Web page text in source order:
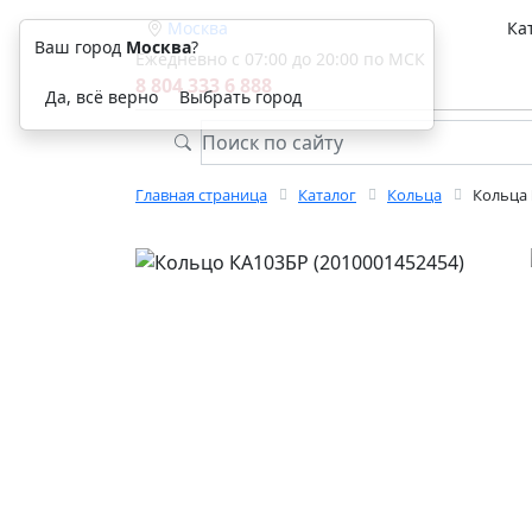
Москва
Ежедневно с 07:00 до 20:00 по МСК
8 804 333 6 888
Главная страница Каталог Кольца Кольца
Ваш город Москва?
Да, всё верно Выбрать город